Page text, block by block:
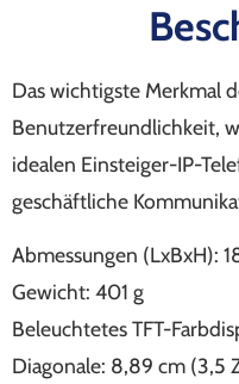
Das wichtigste Merkmal
Benutzerfreundlichkeit,
idealen Einsteiger-IP-
geschäftliche
Abmessungen (LxBxH):
Gewicht: 401 g
Beleuchtetes TFT-
Diagonale: 8,89 cm (3,5